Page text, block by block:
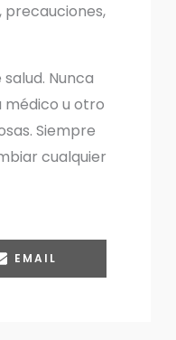
precauciones,
Nunca
médico u otro
Siempre
cualquier
COMPARTIR
EMAIL